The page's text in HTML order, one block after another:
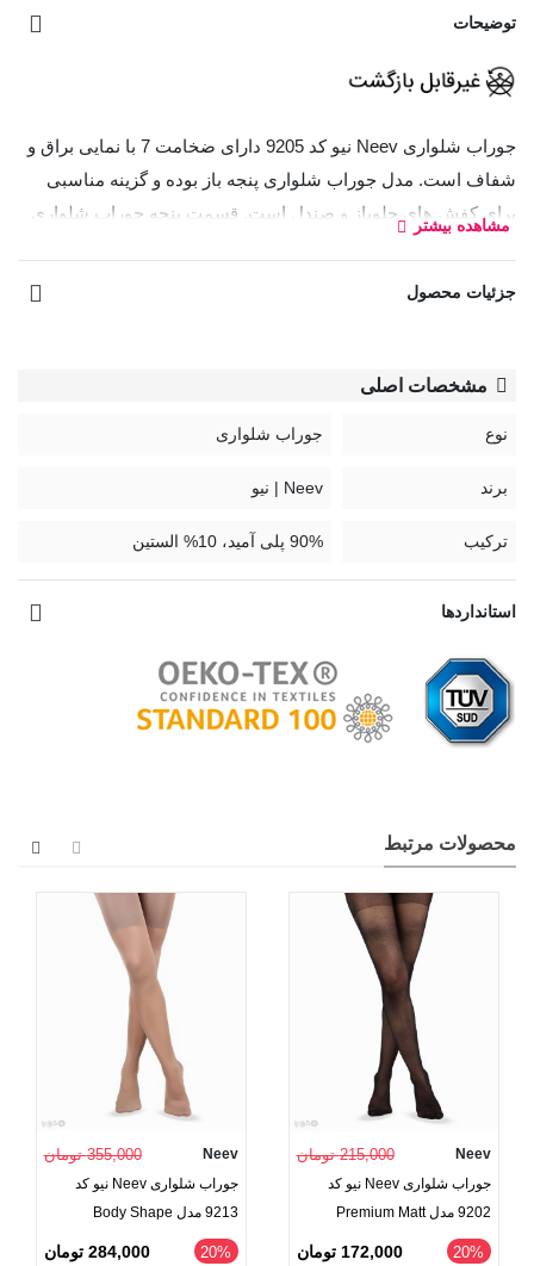
توضیحات
جوراب شلواری Neev نیو کد 9205 دارای ضخامت 7 با نمایی
براق و
شفاف است. مدل جوراب شلواری پنجه باز بوده و گزینه مناسبی
برای کفش های جلوباز و صندل است. قسمت پنجه جوراب شلواری
شلواری می‌شود.
بژ: Beige
کد:
راهنمای نگهداری جوراب شلواری:
مشاهده بیشتر
جزئیات محصول
مشخصات اصلی
نوع جوراب شلواری
برند Neev | نیو
ترکیب 90% پلی آمید، 10% الستین
استانداردها
محصولات مرتبط
Neev 215,000 تومان
جوراب شلواری Neev نیو کد
9202 مدل Premium Matt
ضخامت 20
‎20% 172,000 تومان
Neev 355,000 تومان
جوراب شلواری Neev نیو کد
9213 مدل Body Shape
ضخامت 40
‎20% 284,000 تومان